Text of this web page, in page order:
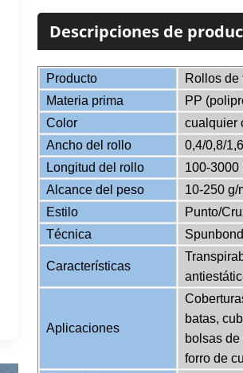
Descripciones de
Producto
Rollos de
Materia prima
PP
Color
cualquier
Ancho del rollo
0,4/0,8/
Longitud del rollo
100-3000
Alcance del peso
10-250 g/
Estilo
Punto/
Técnica
Características
Aplicaciones
batas,
bolsas
forro de